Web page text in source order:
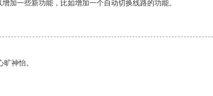
加一些新功能，比如增加一个自动切换线路的功能。
神怡。